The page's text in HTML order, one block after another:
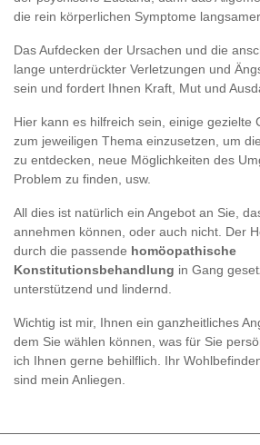
die rein körperlichen Symptome
Das Aufdecken der Ursachen und die
lange unterdrückter Verletzungen und
sein und fordert Ihnen Kraft, Mut und
Hier kann es hilfreich sein, einige gezielte
zum jeweiligen Thema einzusetzen, um
zu entdecken, neue Möglichkeiten des
Problem zu finden, usw.
All dies ist natürlich ein Angebot an Sie,
annehmen können, oder auch nicht. Der
durch die passende homöopathische
Konstitutionsbehandlung in Gang
unterstützend und lindernd.
Wichtig ist mir, Ihnen ein ganzheitliches
dem Sie wählen können, was für Sie
ich Ihnen gerne behilflich. Ihr
sind mein Anliegen.